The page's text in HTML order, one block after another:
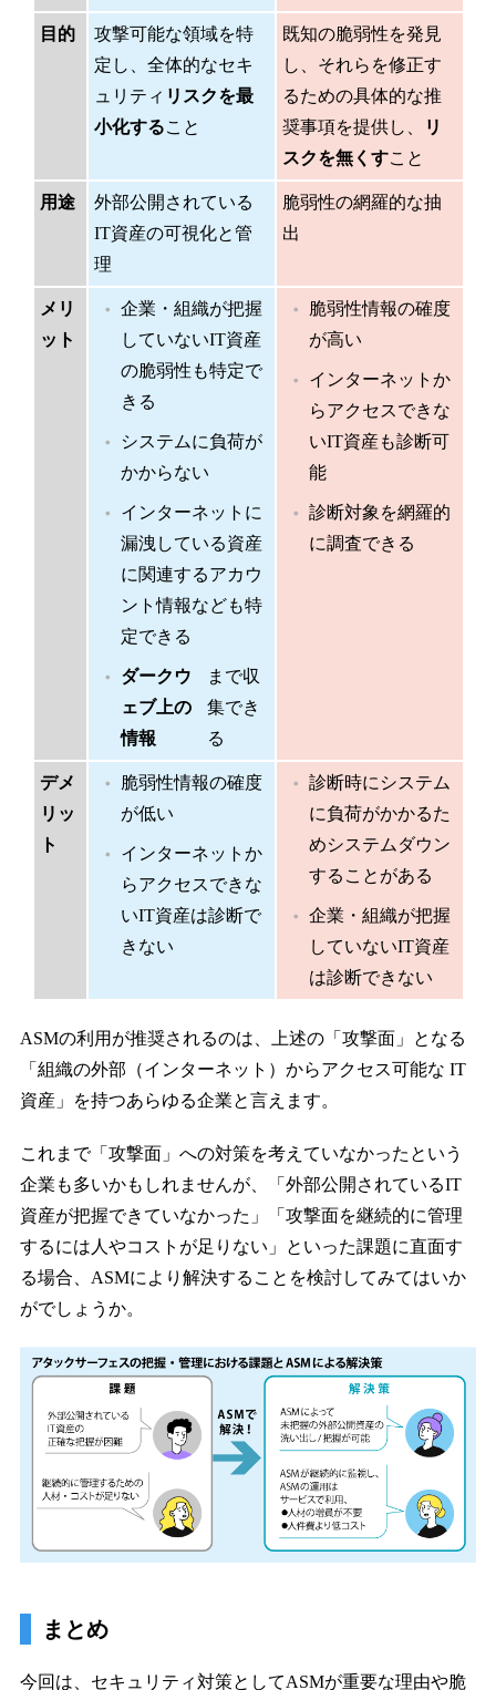
目的
攻撃可能な領域を特
定し、全体的なセキ
ュリティ リスクを最
小化すること
既知の脆弱性を発見
し、それらを修正す
るための具体的な推
奨事項を提供し、
リ
スクを無くすこと
用途
外部公開されている
IT資産の可視化と管
理
脆弱性の網羅的な抽
出
メリ
ット
企業・組織が把握
していないIT資産
の脆弱性も特定で
きる
システムに負荷が
かからない
インターネットに
漏洩している資産
に関連するアカウ
ント情報なども特
定できる
ダークウ
ェブ上の
情報
まで収
集でき
る
脆弱性情報の確度
が高い
インターネットか
らアクセスできな
いIT資産も診断可
能
診断対象を網羅的
に調査できる
デメ
リッ
ト
脆弱性情報の確度
が低い
インターネットか
らアクセスできな
いIT資産は診断で
きない
診断時にシステム
に負荷がかかるた
めシステムダウン
することがある
企業・組織が把握
していないIT資産
は診断できない
ASMの利用が推奨されるのは、上述の「攻撃面」となる
「組織の外部（インターネット）からアクセス可能な IT
資産」を持つあらゆる企業と言えます。
これまで「攻撃面」への対策を考えていなかったという
企業も多いかもしれませんが、「外部公開されているIT
資産が把握できていなかった」「攻撃面を継続的に管理
するには人やコストが足りない」といった課題に直面す
る場合、ASMにより解決することを検討してみてはいか
がでしょうか。
まとめ
今回は、セキュリティ対策としてASMが重要な理由や脆